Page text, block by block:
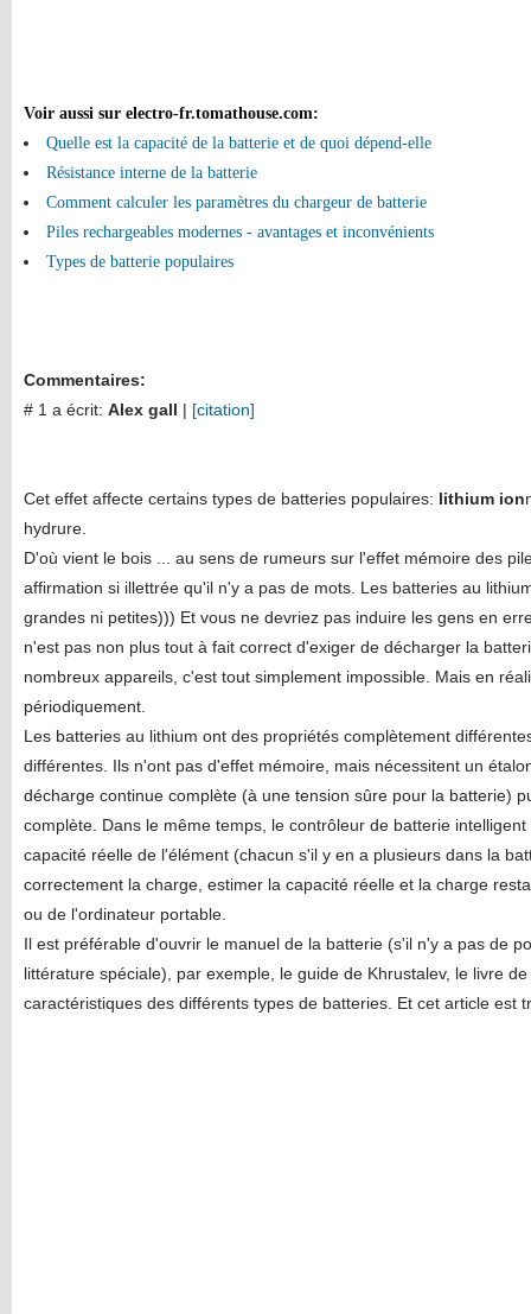
Voir aussi sur electro-fr.tomathouse.com:
Quelle est la capacité de la batterie et de quoi dépend-elle
Résistance interne de la batterie
Comment calculer les paramètres du chargeur de batterie
Piles rechargeables modernes - avantages et inconvénients
Types de batterie populaires
Commentaires:
# 1 a écrit: Alex gall | [citation]
Cet effet affecte certains types de batteries populaires: lithium ion
hydrure.
D'où vient le bois ... au sens de rumeurs sur l'effet mémoire des
affirmation si illettrée qu'il n'y a pas de mots. Les batteries au
grandes ni petites))) Et vous ne devriez pas induire les gens en
n'est pas non plus tout à fait correct d'exiger de décharger la
nombreux appareils, c'est tout simplement impossible. Mais en
périodiquement.
Les batteries au lithium ont des propriétés complètement
différentes. Ils n'ont pas d'effet mémoire, mais nécessitent un
décharge continue complète (à une tension sûre pour la batterie)
complète. Dans le même temps, le contrôleur de batterie
capacité réelle de l'élément (chacun s'il y en a plusieurs dans la
correctement la charge, estimer la capacité réelle et la charge
ou de l'ordinateur portable.
Il est préférable d'ouvrir le manuel de la batterie (s'il n'y a pas de
littérature spéciale), par exemple, le guide de Khrustalev, le livre
caractéristiques des différents types de batteries. Et cet article est